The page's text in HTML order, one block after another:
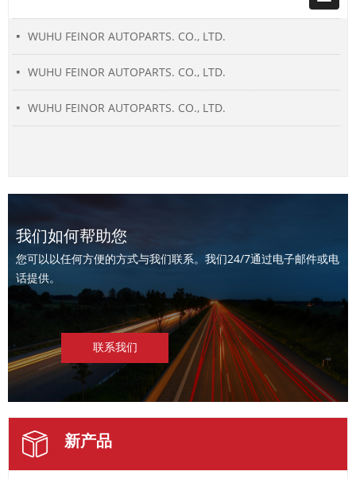
넷 WUHU FEINOR AUTOPARTS. CO., LTD.
넷 WUHU FEINOR AUTOPARTS. CO., LTD.
넷 WUHU FEINOR AUTOPARTS. CO., LTD.
我们如何帮助您
您可以以任何方便的方式与我们联系。我们24/7通过电子邮件或电
话提供。
联系我们
新产品